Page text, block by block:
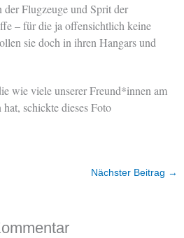
Flugzeuge und Sprit der
– für die ja offensichtlich keine
sie doch in ihren Hangars und
wie viele unserer Freund*innen am
schickte dieses Foto
Nächster Beitrag →